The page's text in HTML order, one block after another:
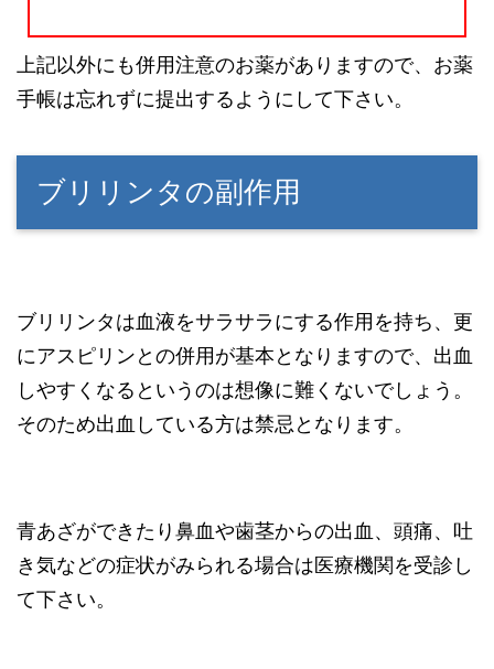
上記以外にも併用注意のお薬がありますので、お薬
手帳は忘れずに提出するようにして下さい。
ブリリンタの副作用
ブリリンタは血液をサラサラにする作用を持ち、更
にアスピリンとの併用が基本となりますので、出血
しやすくなるというのは想像に難くないでしょう。
そのため出血している方は禁忌となります。
青あざができたり鼻血や歯茎からの出血、頭痛、吐
き気などの症状がみられる場合は医療機関を受診し
て下さい。